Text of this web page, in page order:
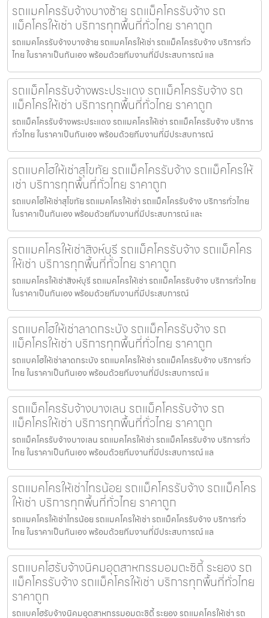
รถแมคโครรับจ้างบางซ้าย รถแม็คโครรับจ้าง รถ
แม็คโครให้เช่า บริการทุกพื้นที่ทั่วไทย ราคาถูก
รถแมคโครรับจ้างบางซ้าย รถแมคโครให้เช่า รถแม็คโครรับจ้าง บริการทั่ว
ไทย ในราคาเป็นกันเอง พร้อมด้วยทีมงานที่มีประสบการณ์ แล
รถแม็คโครรับจ้างพระประแดง รถแม็คโครรับจ้าง รถ
แม็คโครให้เช่า บริการทุกพื้นที่ทั่วไทย ราคาถูก
รถแม็คโครรับจ้างพระประแดง รถแมคโครให้เช่า รถแม็คโครรับจ้าง บริการ
ทั่วไทย ในราคาเป็นกันเอง พร้อมด้วยทีมงานที่มีประสบการณ์
รถแบคโฮให้เช่าสุโขทัย รถแม็คโครรับจ้าง รถแม็คโครให้
เช่า บริการทุกพื้นที่ทั่วไทย ราคาถูก
รถแบคโฮให้เช่าสุโขทัย รถแมคโครให้เช่า รถแม็คโครรับจ้าง บริการทั่วไทย
ในราคาเป็นกันเอง พร้อมด้วยทีมงานที่มีประสบการณ์ และ
รถแมคโครให้เช่าสิงห์บุรี รถแม็คโครรับจ้าง รถแม็คโคร
ให้เช่า บริการทุกพื้นที่ทั่วไทย ราคาถูก
รถแมคโครให้เช่าสิงห์บุรี รถแมคโครให้เช่า รถแม็คโครรับจ้าง บริการทั่วไทย
ในราคาเป็นกันเอง พร้อมด้วยทีมงานที่มีประสบการณ์
รถแบคโฮให้เช่าลาดกระบัง รถแม็คโครรับจ้าง รถ
แม็คโครให้เช่า บริการทุกพื้นที่ทั่วไทย ราคาถูก
รถแบคโฮให้เช่าลาดกระบัง รถแมคโครให้เช่า รถแม็คโครรับจ้าง บริการทั่ว
ไทย ในราคาเป็นกันเอง พร้อมด้วยทีมงานที่มีประสบการณ์ แ
รถแม็คโครรับจ้างบางเลน รถแม็คโครรับจ้าง รถ
แม็คโครให้เช่า บริการทุกพื้นที่ทั่วไทย ราคาถูก
รถแม็คโครรับจ้างบางเลน รถแมคโครให้เช่า รถแม็คโครรับจ้าง บริการทั่ว
ไทย ในราคาเป็นกันเอง พร้อมด้วยทีมงานที่มีประสบการณ์ แล
รถแมคโครให้เช่าไทรน้อย รถแม็คโครรับจ้าง รถแม็คโคร
ให้เช่า บริการทุกพื้นที่ทั่วไทย ราคาถูก
รถแมคโครให้เช่าไทรน้อย รถแมคโครให้เช่า รถแม็คโครรับจ้าง บริการทั่ว
ไทย ในราคาเป็นกันเอง พร้อมด้วยทีมงานที่มีประสบการณ์ แล
รถแบคโฮรับจ้างนิคมอุตสาหกรรมอมตะซิตี้ ระยอง รถ
แม็คโครรับจ้าง รถแม็คโครให้เช่า บริการทุกพื้นที่ทั่วไทย
ราคาถูก
รถแบคโฮรับจ้างนิคมอุตสาหกรรมอมตะซิตี้ ระยอง รถแมคโครให้เช่า รถ